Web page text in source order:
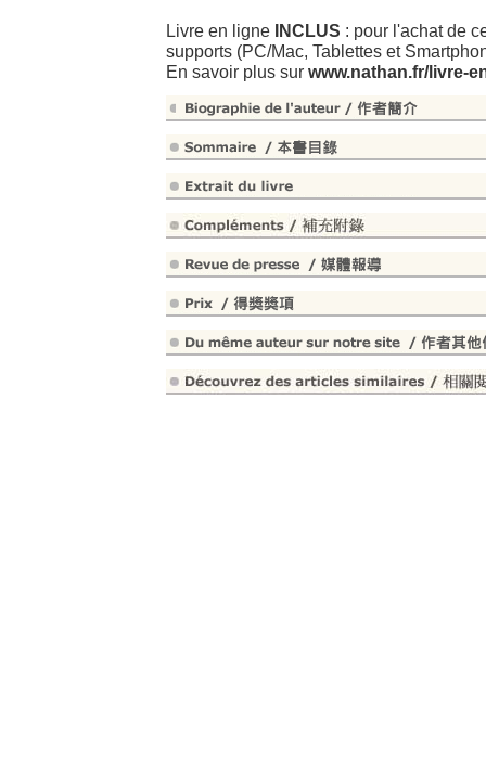
Livre en ligne INCLUS : pour l'achat de
supports (PC/Mac, Tablettes et
En savoir plus sur www.nathan.fr/livre-